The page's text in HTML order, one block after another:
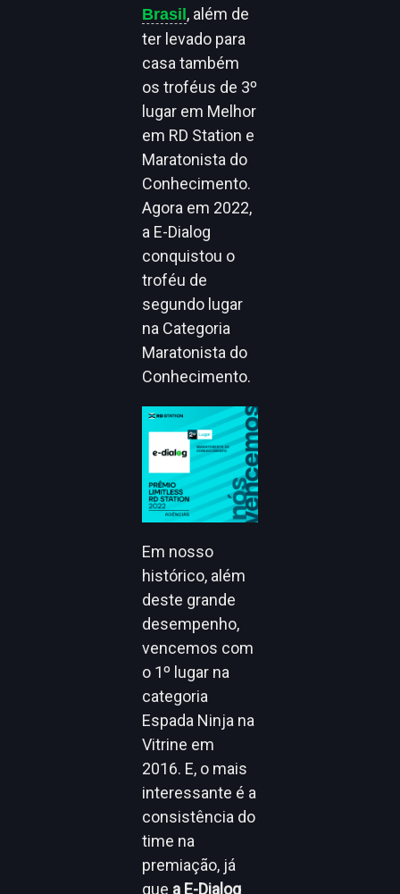
Brasil , além de
ter levado para
casa também
os troféus de 3º
lugar em Melhor
em RD Station e
Maratonista do
Conhecimento.
Agora em 2022,
a E-Dialog
conquistou o
troféu de
segundo lugar
na Categoria
Maratonista do
Conhecimento.
Em nosso
histórico, além
deste grande
desempenho,
vencemos com
o 1º lugar na
categoria
Espada Ninja na
Vitrine em
2016. E, o mais
interessante é a
consistência do
time na
premiação, já
que a E-Dialog